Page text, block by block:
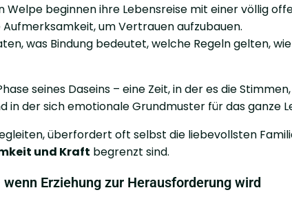
Welpe beginnen ihre Lebensreise mit einer völlig
um Vertrauen aufzubauen.
was Bindung bedeutet, welche Regeln gelten,
seines Daseins – eine Zeit, in der es die
in der sich emotionale Grundmuster für das ganze
überfordert oft selbst die liebevollsten
und Kraft begrenzt sind.
Erziehung zur Herausforderung wird